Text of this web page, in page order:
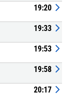
19:20
19:33
19:53
19:58
20:17